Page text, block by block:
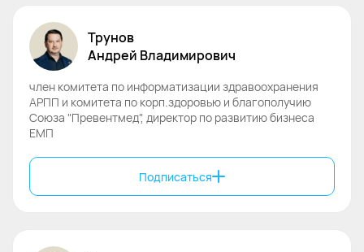
Трунов
Андрей Владимирович
член комитета по информатизации здравоохранения
АРПП и комитета по корп.здоровью и благополучию
Союза "Превентмед", директор по развитию бизнеса
ЕМП
Подписаться